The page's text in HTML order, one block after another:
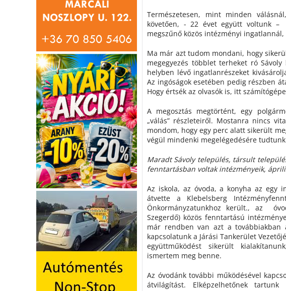
Természetesen, mint minden
követően, - 22 évet együtt voltunk
megszűnő közös intézményi
Ma már azt tudom mondani, hogy
megegyezés többlet terheket ró
helyben lévő ingatlanrészeket
Az ingóságok esetében pedig részben
Hogy értsék az olvasók is, itt
A megosztás megtörtént, egy
„válás” részleteiről. Mostanra nincs
mondom, hogy egy perc alatt sikerült
végül mindenki megelégedésére
Maradt Sávoly település, társult
fenntartásban voltak intézményeik,
Az iskola, az óvoda, a konyha az egy
átvette a Klebelsberg
Önkormányzatunkhoz került., az
Szegerdő) közös fenntartású
már rendben van azt a továbbiakban
kapcsolatunk a Járási Tankerület
együttműködést sikerült
ismertem meg benne.
Az óvodánk további működésével
átvilágítást. Elképzelhetőnek